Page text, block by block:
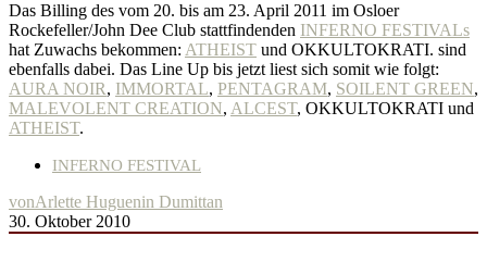
Das Billing des vom 20. bis am 23. April 2011 im Osloer
Rockefeller/John Dee Club stattfindenden INFERNO FESTIVALs
hat Zuwachs bekommen: ATHEIST und OKKULTOKRATI. sind
ebenfalls dabei. Das Line Up bis jetzt liest sich somit wie folgt:
AURA NOIR, IMMORTAL, PENTAGRAM, SOILENT GREEN,
MALEVOLENT CREATION, ALCEST, OKKULTOKRATI und
ATHEIST.
INFERNO FESTIVAL
vonArlette Huguenin Dumittan
30. Oktober 2010